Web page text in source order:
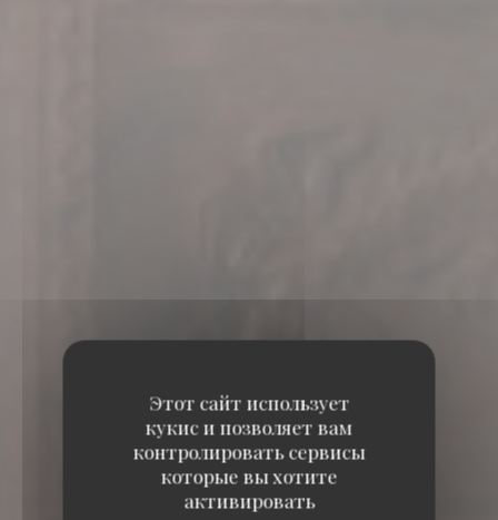
Этот сайт использует
кукис и позволяет вам
контролировать сервисы
которые вы хотите
активировать